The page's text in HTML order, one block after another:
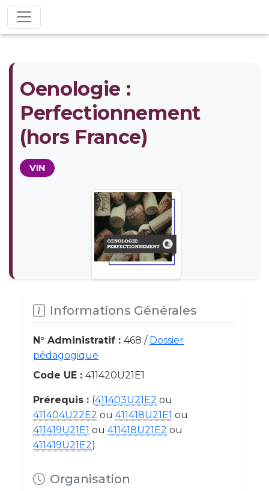
Oenologie :
Perfectionnement
(hors France)
VIN
Informations Générales
N° Administratif : 468 / Dossier
pédagogique
Code UE : 411420U21E1
Prérequis : (411403U21E2 ou
411404U22E2 ou 411418U21E1 ou
411419U21E1 ou 411418U21E2 ou
411419U21E2)
Organisation